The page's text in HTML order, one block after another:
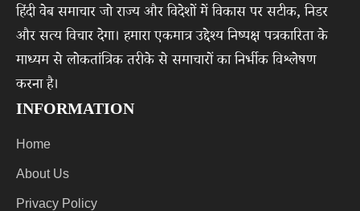
हिंदी वेब समाचार जो राज्य और विदेशों में विकास पर सटीक, निडर
और सत्य विचार देगा। हमारा एकमात्र उद्देश्य निष्पक्ष पत्रकारिता के
माध्यम से लोकतांत्रिक तरीके से समाचारों का निर्भीक विश्लेषण
करना है।
INFORMATION
Home
About Us
Privacy Policy